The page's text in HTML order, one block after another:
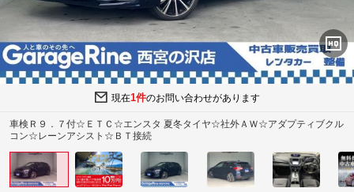
現在1件のお問い合わせがあります
車検Ｒ９．７付☆ＥＴＣ☆エンスタ 夏冬タイヤ☆社外ＡＷ☆アダプティブクル
コン☆レーンアシスト☆ＢＴ接続